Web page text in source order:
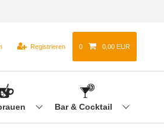
Registrieren 0 0,00 EUR
Bar & Cocktail